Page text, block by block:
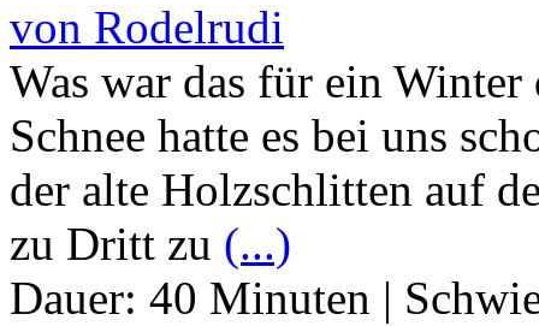
von Rodelrudi
Was war das für ein
Schnee hatte es bei uns
der alte Holzschlitten auf
zu Dritt zu (...)
Dauer: 40 Minuten |